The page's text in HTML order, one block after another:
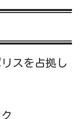
スを占拠し